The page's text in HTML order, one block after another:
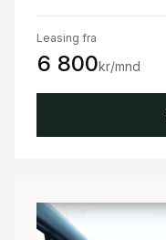
Leasing fra
6 800kr/mnd